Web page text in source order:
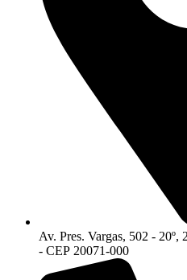
Av. Pres. Vargas, 502 - 20º,
- CEP 20071-000